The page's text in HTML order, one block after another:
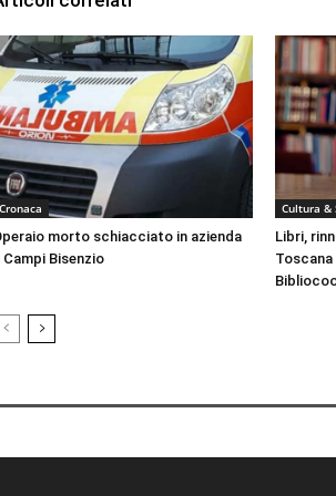
Cronaca
morto schiacciato in azienda
Campi Bisenzio
Cultura &
Libri,